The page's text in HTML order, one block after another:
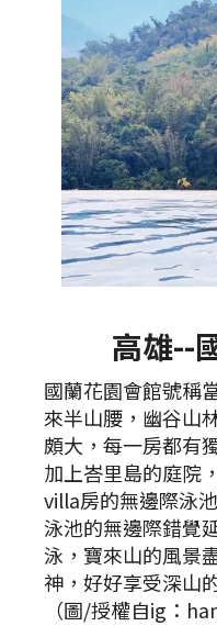
高雄--
國蘭花園會館號稱
來半山腰，幽谷山
頗大，每一房都有
加上峇里島的庭院
villa房的無邊際泳
泳池的無邊際錯覺
泳，寶來山的風景
神，好好享受深山
（圖/授權自ig：